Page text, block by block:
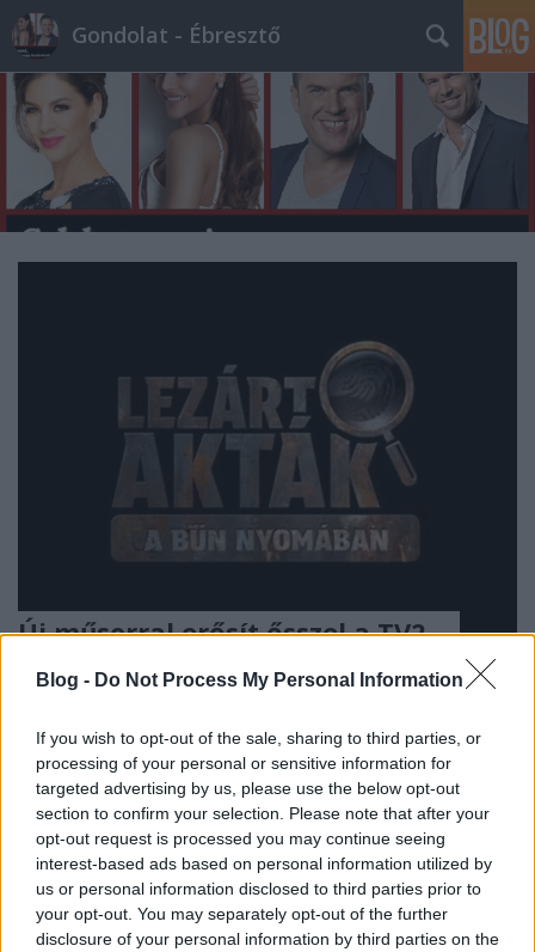
Blog - Do Not Process My Personal Information
If you wish to opt-out of the sale, sharing to third parties, or
processing of your personal or sensitive information for
targeted advertising by us, please use the below opt-out
section to confirm your selection. Please note that after your
opt-out request is processed you may continue seeing
interest-based ads based on personal information utilized by
us or personal information disclosed to third parties prior to
your opt-out. You may separately opt-out of the further
disclosure of your personal information by third parties on the
Gondolat - Ébresztő
Új műsorral erősít ősszel a TV2...
építészke 2026. július 01.
Fischer Gábor nemrég saját közösségi felületén
osztotta meg követőivel, hogy új reality forgatása
kezdődik hamarosan, amely ősszel kerül majd a TV2
képernyőjére. Műfaját tekintve, true crime-ról
beszélünk, amely formátum valós bűnügyeket
dolgoz fel dokumentarista stílusban. Erre a műsorra
tavaly…